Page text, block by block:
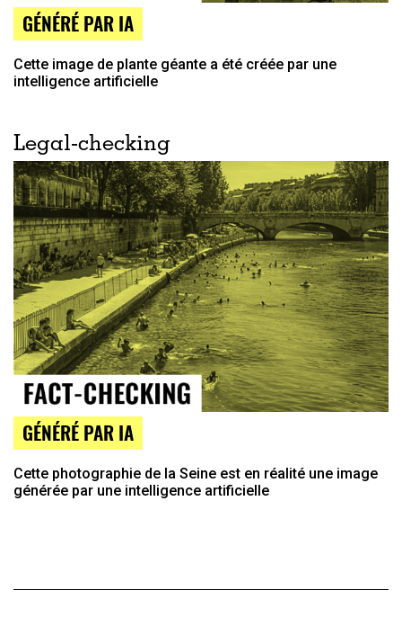
GÉNÉRÉ PAR IA
Cette image de plante géante a été créée par une
intelligence artificielle
Legal-checking
GÉNÉRÉ PAR IA
Cette photographie de la Seine est en réalité une image
générée par une intelligence artificielle